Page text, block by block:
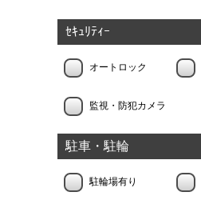
ｾｷｭﾘﾃｨｰ
オートロック
監視・防犯カメラ
駐車・駐輪
駐輪場有り